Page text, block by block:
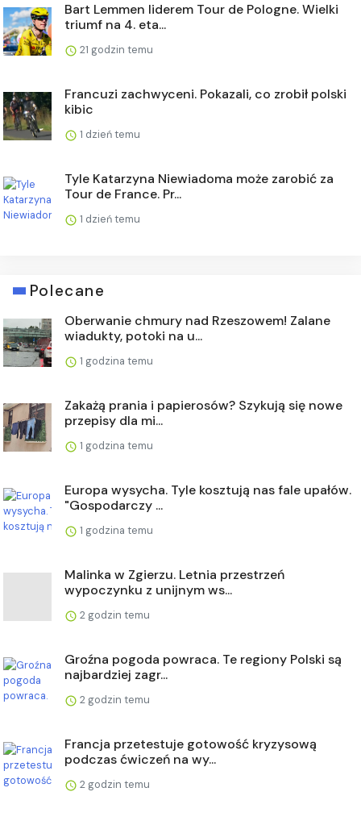
Bart Lemmen liderem Tour de Pologne. Wielki
triumf na 4. eta...
21 godzin temu
Francuzi zachwyceni. Pokazali, co zrobił polski
kibic
1 dzień temu
Tyle Katarzyna Niewiadoma może zarobić za
Tour de France. Pr...
1 dzień temu
Polecane
Oberwanie chmury nad Rzeszowem! Zalane
wiadukty, potoki na u...
1 godzina temu
Zakażą prania i papierosów? Szykują się nowe
przepisy dla mi...
1 godzina temu
Europa wysycha. Tyle kosztują nas fale upałów.
"Gospodarczy ...
1 godzina temu
Malinka w Zgierzu. Letnia przestrzeń
wypoczynku z unijnym ws...
2 godzin temu
Groźna pogoda powraca. Te regiony Polski są
najbardziej zagr...
2 godzin temu
Francja przetestuje gotowość kryzysową
podczas ćwiczeń na wy...
2 godzin temu